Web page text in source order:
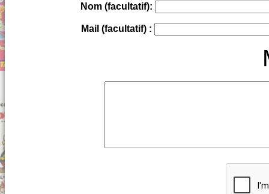
Nom (facultatif):
Mail (facultatif) :